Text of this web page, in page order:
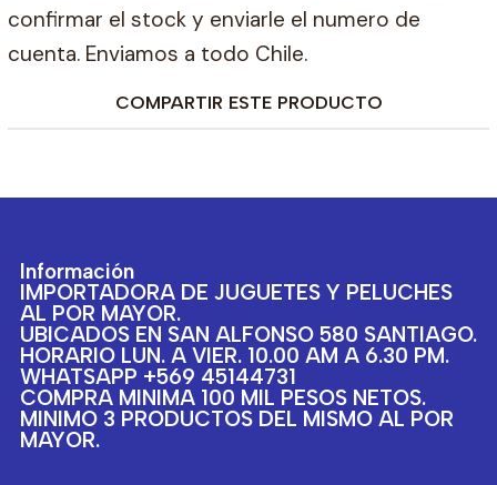
confirmar el stock y enviarle el numero de
cuenta. Enviamos a todo Chile.
COMPARTIR ESTE PRODUCTO
Información
IMPORTADORA DE JUGUETES Y PELUCHES
AL POR MAYOR.
UBICADOS EN SAN ALFONSO 580 SANTIAGO.
HORARIO LUN. A VIER. 10.00 AM A 6.30 PM.
WHATSAPP +569 45144731
COMPRA MINIMA 100 MIL PESOS NETOS.
MINIMO 3 PRODUCTOS DEL MISMO AL POR
MAYOR.